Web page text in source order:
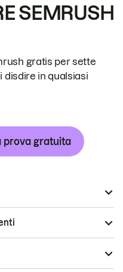
SEMRUSH
gratis per sette
disdire in qualsiasi
prova gratuita